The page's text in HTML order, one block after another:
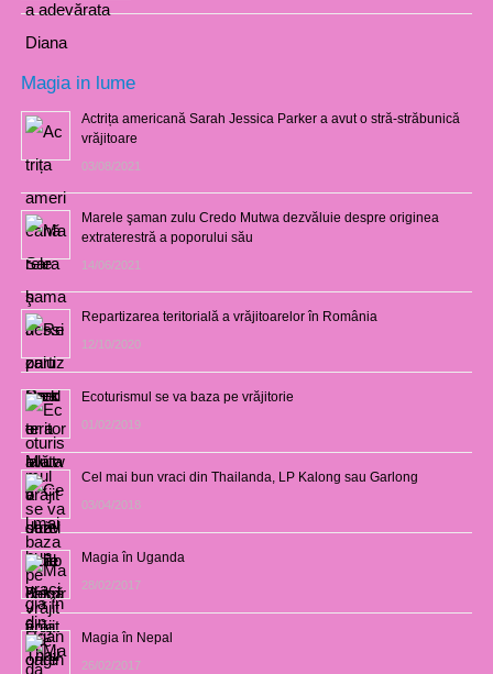
Magia in lume
Actrița americană Sarah Jessica Parker a avut o stră-străbunică
vrăjitoare
03/08/2021
Marele şaman zulu Credo Mutwa dezvăluie despre originea
extraterestră a poporului său
14/06/2021
Repartizarea teritorială a vrăjitoarelor în România
12/10/2020
Ecoturismul se va baza pe vrăjitorie
01/02/2019
Cel mai bun vraci din Thailanda, LP Kalong sau Garlong
03/04/2018
Magia în Uganda
28/02/2017
Magia în Nepal
26/02/2017